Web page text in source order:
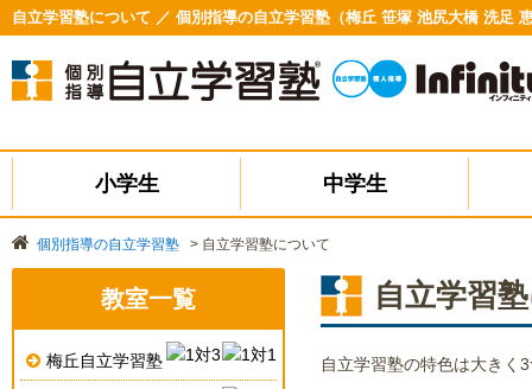
自立学習塾について ／ 個別指導の自立学習塾（梅丘 笹塚 池尻大橋 洗足
小学生 中学生
個別指導の自立学習塾 > 自立学習塾について
自立学習
自立学習塾の特色は大きく
教室一覧
梅丘自立学習塾